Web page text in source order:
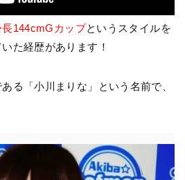
長144cmGカップというスタイルを
た経歴があります！
る「小川まりな」という名前で、